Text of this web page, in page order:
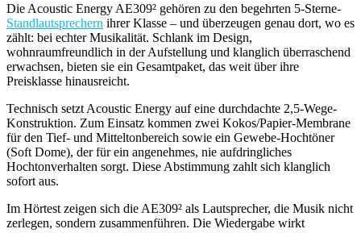
Die Acoustic Energy AE309² gehören zu den begehrten 5-Sterne-
Standlautsprechern ihrer Klasse – und überzeugen genau dort, wo es
zählt: bei echter Musikalität. Schlank im Design,
wohnraumfreundlich in der Aufstellung und klanglich überraschend
erwachsen, bieten sie ein Gesamtpaket, das weit über ihre
Preisklasse hinausreicht.
Technisch setzt Acoustic Energy auf eine durchdachte 2,5-Wege-
Konstruktion. Zum Einsatz kommen zwei Kokos/Papier-Membrane
für den Tief- und Mitteltonbereich sowie ein Gewebe-Hochtöner
(Soft Dome), der für ein angenehmes, nie aufdringliches
Hochtonverhalten sorgt. Diese Abstimmung zahlt sich klanglich
sofort aus.
Im Hörtest zeigen sich die AE309² als Lautsprecher, die Musik nicht
zerlegen, sondern zusammenführen. Die Wiedergabe wirkt